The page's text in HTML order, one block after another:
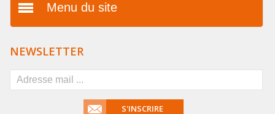
Menu du site
FAQ
NEWSLETTER
S'INSCRIRE